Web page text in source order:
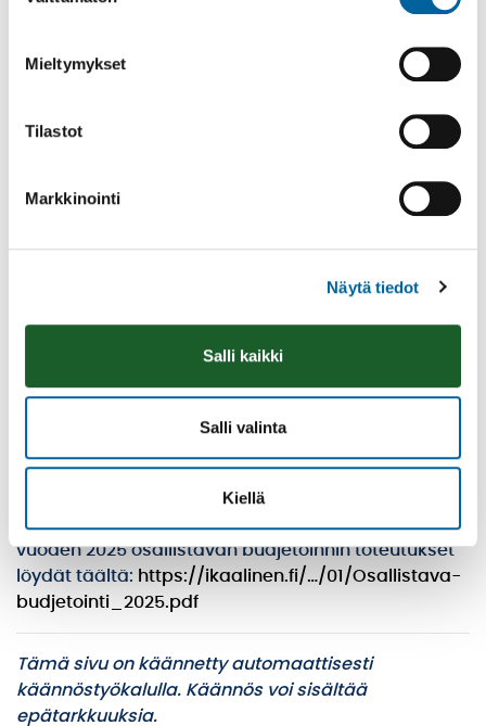
Mieltymykset
Tilastot
Markkinointi
Näytä tiedot
Salli kaikki
Salli valinta
Kiellä
Ehdotuksen toimenpiteet laitetaan täytäntöön
vuoden 2026 aikana.
Sivistyslautakunta päättää äänestykseen
Siihen pääset tästä linkistä:
https://forms.office.com/e/34PBTpV0SA
Jos tarvitset apua lomakkeen täyttämiseen ja
lähettämiseen, kirjastossa sekä asiointipisteellä on
opastusmahdollisuus. Kirjastosta löydät myös
Ja jos mietityttää, mitä tehtiin viime vuonna, niin
vuoden 2025 osallistavan budjetoinnin toteutukset
löydät täältä: https://ikaalinen.fi/…/01/Osallistava-
budjetointi_2025.pdf
Tämä sivu on käännetty automaattisesti
käännöstyökalulla. Käännös voi sisältää
epätarkkuuksia.